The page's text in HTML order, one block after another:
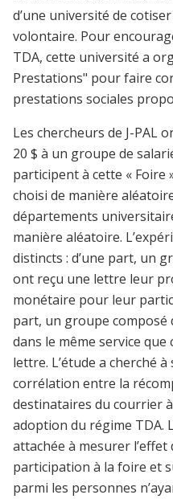
d’une université de
volontaire. Pour
TDA, cette université a
Prestations" pour faire
prestations sociales
Les chercheurs de J-PAL
20 $ à un groupe de
participent à cette « Foire
choisi de manière
départements
manière aléatoire.
distincts : d’une part, un
ont reçu une lettre leur
monétaire pour leur
part, un groupe
dans le même service
lettre. L’étude a cherché
corrélation entre la
destinataires du courrier
adoption du régime TDA.
attachée à mesurer
participation à la foire et
parmi les personnes